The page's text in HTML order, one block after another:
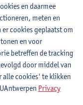
en daarmee
meten en
cookies geplaatst om
en voor
betreffen de tracking
door middel van
alle cookies' te klikken
Privacy